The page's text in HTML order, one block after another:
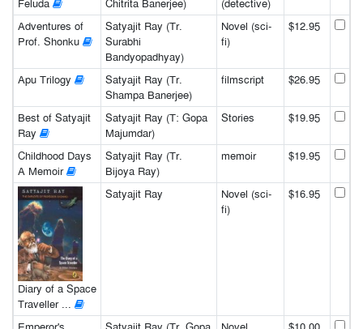
Feluda
Chitrita Banerjee)
(detective)
Adventures of
Prof. Shonku
Satyajit Ray (Tr.
Surabhi
Bandyopadhyay)
Novel (sci-
fi)
$12.95
Apu Trilogy
Satyajit Ray (Tr.
Shampa Banerjee)
filmscript $26.95
Best of Satyajit
Ray
Satyajit Ray (T: Gopa
Majumdar)
Stories $19.95
Childhood Days
A Memoir
Satyajit Ray (Tr.
Bijoya Ray)
memoir $19.95
Diary of a Space
Traveller ...
Satyajit Ray
Novel (sci-
fi)
$16.95